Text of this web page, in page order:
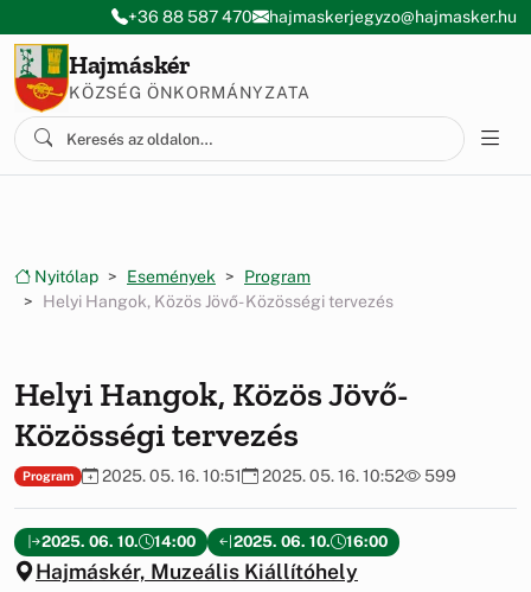
Ugrás a menüre
Ugrás a tartalomra
+36 88 587 470 hajmaskerjegyzo@hajmasker.hu
Hajmáskér
KÖZSÉG ÖNKORMÁNYZATA
Nyitólap Események
Program
Helyi Hangok, Közös Jövő- Közösségi tervezés
Helyi Hangok, Közös Jövő-
Közösségi tervezés
Program 2025. 05. 16. 10:51 2025. 05. 16. 10:52 599
2025. 06. 10. 14:00 2025. 06. 10. 16:00
Hajmáskér, Muzeális Kiállítóhely